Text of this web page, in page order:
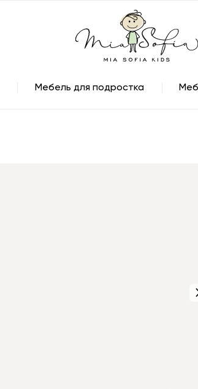
Мебель для подростка